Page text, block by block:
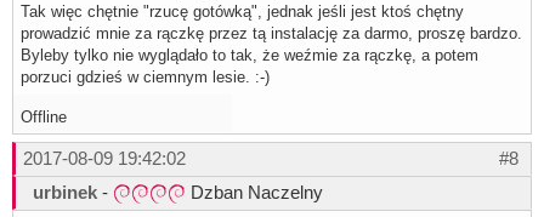
Tak więc chętnie "rzucę gotówką", jednak jeśli jest ktoś chętny
prowadzić mnie za rączkę przez tą instalację za darmo, proszę bardzo.
Byleby tylko nie wyglądało to tak, że weźmie za rączkę, a potem
porzuci gdzieś w ciemnym lesie. :-)
Offline
#8
2017-08-09 19:42:02
urbinek - Dzban Naczelny